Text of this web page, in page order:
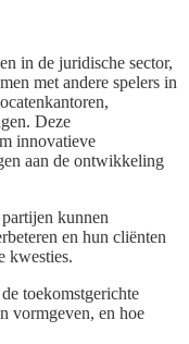
in de juridische sector,
met andere spelers in
Deze
innovatieve
aan de ontwikkeling
kunnen
en hun cliënten
kwesties.
toekomstgerichte
vormgeven, en hoe